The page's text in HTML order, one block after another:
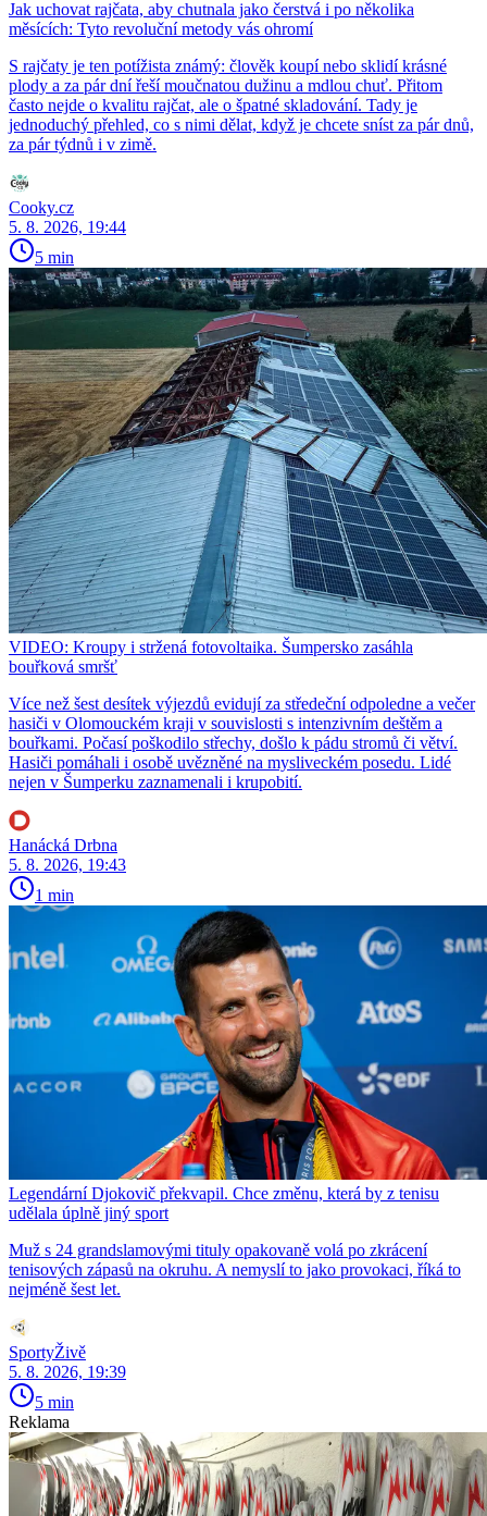
Jak uchovat rajčata, aby chutnala jako čerstvá i po několika
měsících: Tyto revoluční metody vás ohromí
S rajčaty je ten potížista známý: člověk koupí nebo sklidí krásné
plody a za pár dní řeší moučnatou dužinu a mdlou chuť. Přitom
často nejde o kvalitu rajčat, ale o špatné skladování. Tady je
jednoduchý přehled, co s nimi dělat, když je chcete sníst za pár dnů,
za pár týdnů i v zimě.
Cooky.cz
5. 8. 2026, 19:44
5 min
VIDEO: Kroupy i stržená fotovoltaika. Šumpersko zasáhla
bouřková smršť
Více než šest desítek výjezdů evidují za středeční odpoledne a večer
hasiči v Olomouckém kraji v souvislosti s intenzivním deštěm a
bouřkami. Počasí poškodilo střechy, došlo k pádu stromů či větví.
Hasiči pomáhali i osobě uvězněné na mysliveckém posedu. Lidé
nejen v Šumperku zaznamenali i krupobití.
Hanácká Drbna
5. 8. 2026, 19:43
1 min
Legendární Djokovič překvapil. Chce změnu, která by z tenisu
udělala úplně jiný sport
Muž s 24 grandslamovými tituly opakovaně volá po zkrácení
tenisových zápasů na okruhu. A nemyslí to jako provokaci, říká to
nejméně šest let.
SportyŽivě
5. 8. 2026, 19:39
5 min
Reklama